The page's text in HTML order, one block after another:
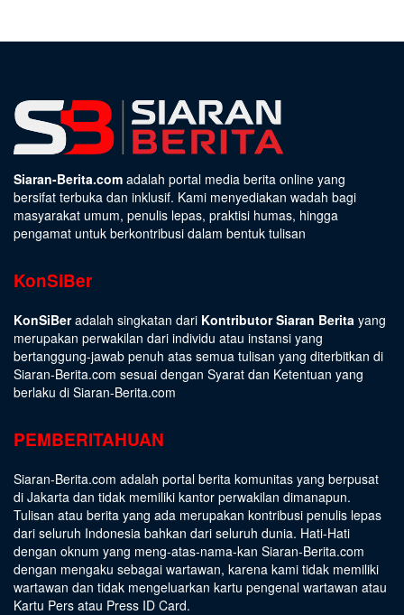
Siaran-Berita.com adalah portal media berita online yang
bersifat terbuka dan inklusif. Kami menyediakan wadah bagi
masyarakat umum, penulis lepas, praktisi humas, hingga
pengamat untuk berkontribusi dalam bentuk tulisan
KonSiBer
KonSiBeradalah singkatan dari Kontributor Siaran Berita yang
merupakan perwakilan dari individu atau instansi yang
bertanggung-jawab penuh atas semua tulisan yang diterbitkan di
Siaran-Berita.com sesuai dengan Syarat dan Ketentuan yang
berlaku di Siaran-Berita.com
PEMBERITAHUAN
Siaran-Berita.com adalah portal berita komunitas yang berpusat
di Jakarta dan tidak memiliki kantor perwakilan dimanapun.
Tulisan atau berita yang ada merupakan kontribusi penulis lepas
dari seluruh Indonesia bahkan dari seluruh dunia. Hati-Hati
dengan oknum yang meng-atas-nama-kan Siaran-Berita.com
dengan mengaku sebagai wartawan, karena kami tidak memiliki
wartawan dan tidak mengeluarkan kartu pengenal wartawan atau
Kartu Pers atau Press ID Card.